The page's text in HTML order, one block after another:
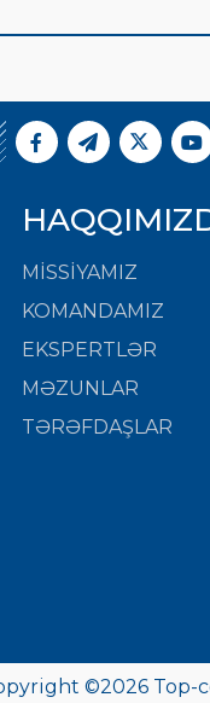
MISSIYAMIZ
KOMANDAMIZ
EKSPERTLƏR
MƏZUNLAR
TƏRƏFDAŞLAR
©2026 Top-